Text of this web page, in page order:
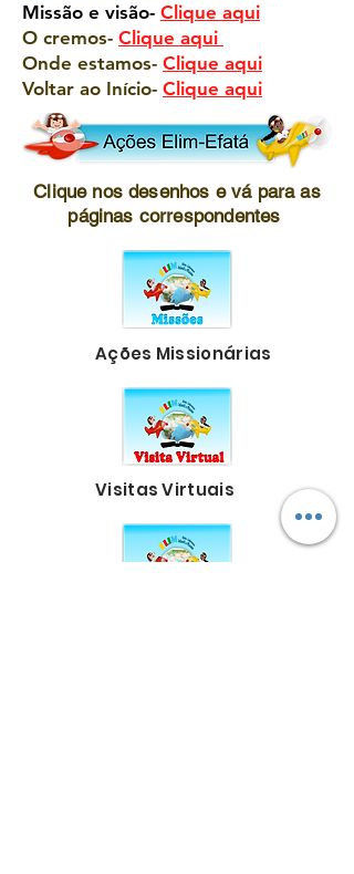
Missão e visão- Clique aqui
O cremos- Clique aqui
Onde estamos- Clique aqui
Voltar ao Início- Clique aqui
Clique nos desenhos e vá para as
páginas correspondentes
Ações Missionárias
Visitas Virtuais